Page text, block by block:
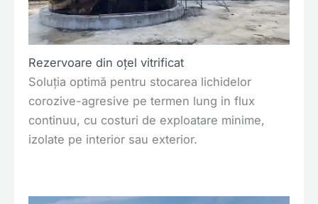
Rezervoare din oțel vitrificat
Soluția optimă pentru stocarea lichidelor
corozive-agresive pe termen lung in flux
continuu, cu costuri de exploatare minime,
izolate pe interior sau exterior.